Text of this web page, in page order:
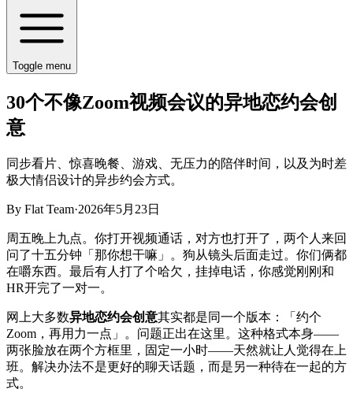
Toggle menu
30个不像Zoom视频会议的异地恋约会创
意
同步看片、惊喜晚餐、游戏、无压力的陪伴时间，以及为时差
极大情侣设计的异步约会方式。
By Flat Team·2026年5月23日
周五晚上九点。你打开视频通话，对方也打开了，两个人来回
问了十五分钟「那你想干嘛」。狗从镜头后面走过。你们俩都
在嚼东西。最后有人打了个哈欠，挂掉电话，你感觉刚刚和
HR开完了一对一。
网上大多数异地恋约会创意其实都是同一个版本：「约个
Zoom，再用力一点」。问题正出在这里。这种格式本身——
两张脸放在两个方框里，固定一小时——天然就让人觉得在上
班。解决办法不是更好的聊天话题，而是另一种待在一起的方
式。